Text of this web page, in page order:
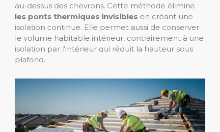
au-dessus des chevrons. Cette méthode élimine
les ponts thermiques invisibles en créant une
isolation continue. Elle permet aussi de conserver
le volume habitable intérieur, contrairement à une
isolation par l’intérieur qui réduit la hauteur sous
plafond.